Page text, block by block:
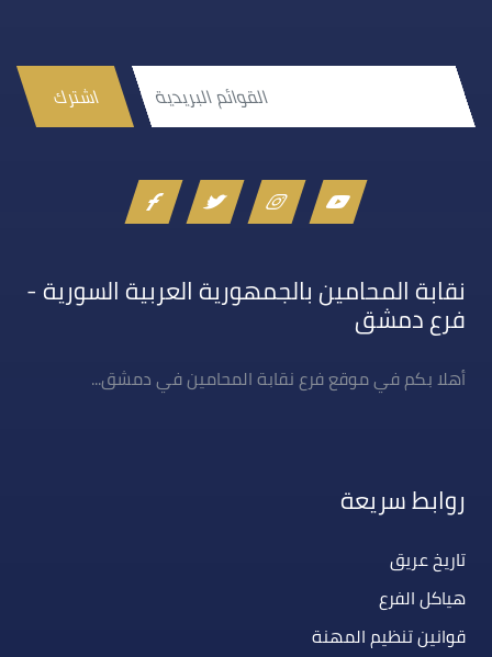
اشترك
نقابة المحامين بالجمهورية العربية السورية -
فرع دمشق
أهلا بكم في موقع فرع نقابة المحامين في دمشق...
روابط سريعة
تاريخ عريق
هياكل الفرع
قوانين تنظيم المهنة